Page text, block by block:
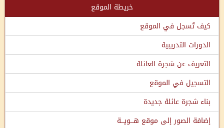
خريطة الموقع
كيف تُسجل في الموقع
الدورات التدريبية
التعريف عن شجرة العائلة
التسجيل في الموقع
بناء شجرة عائلة جديدة
إضافة الصور إلى موقع هـــويـــة